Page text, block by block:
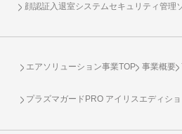
顔認証入退室システムセキュリティ管理
エアソリューション事業TOP 事業概要
プラズマガードPRO アイリスエディシ